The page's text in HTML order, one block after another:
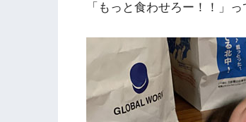
「もっと食わせろー！！」